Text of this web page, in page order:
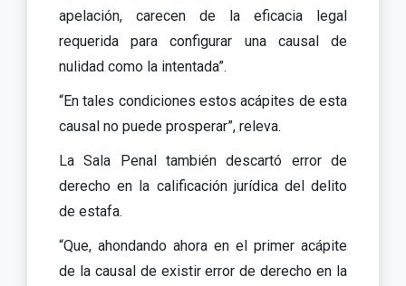
apelación, carecen de la eficacia legal
requerida para configurar una causal de
nulidad como la intentada”.
“En tales condiciones estos acápites de esta
causal no puede prosperar”, releva.
La Sala Penal también descartó error de
derecho en la calificación jurídica del delito
de estafa.
“Que, ahondando ahora en el primer acápite
de la causal de existir error de derecho en la